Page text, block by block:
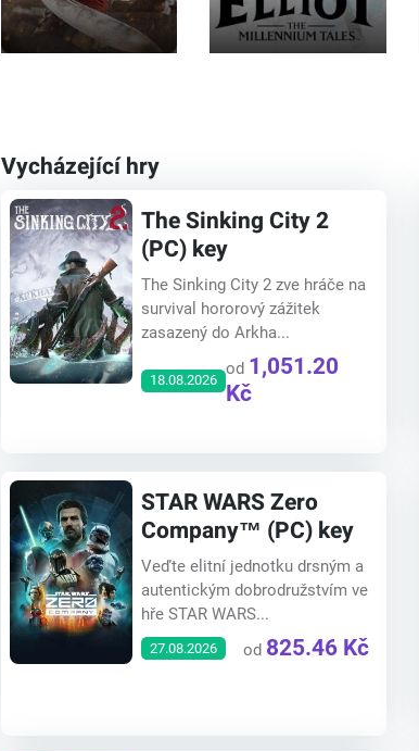
Vycházející hry
The Sinking City 2
(PC) key
The Sinking City 2 zve hráče na
survival hororový zážitek
zasazený do Arkha...
18.08.2026
od 1,051.20
Kč
STAR WARS Zero
Company™ (PC) key
Veďte elitní jednotku drsným a
autentickým dobrodružstvím ve
hře STAR WARS...
27.08.2026 od 825.46 Kč